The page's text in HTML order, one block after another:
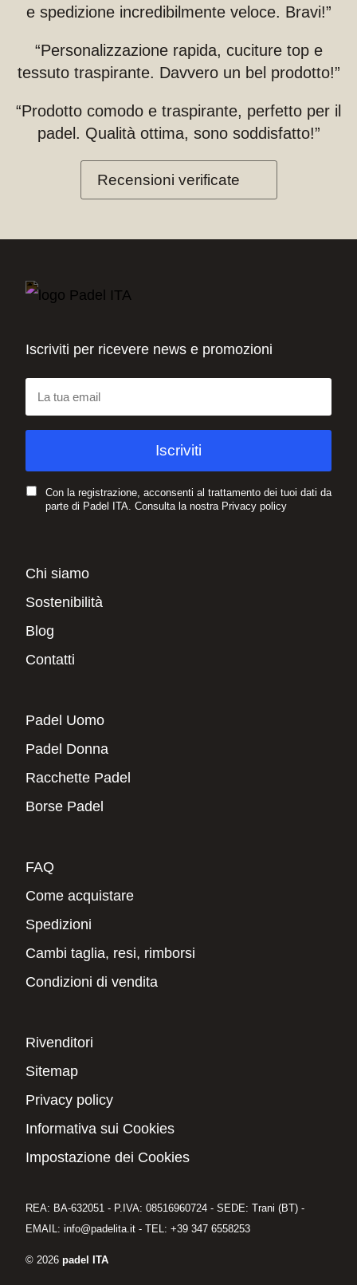
e spedizione incredibilmente veloce. Bravi!”
“Personalizzazione rapida, cuciture top e
tessuto traspirante. Davvero un bel prodotto!”
“Prodotto comodo e traspirante, perfetto per il
padel. Qualità ottima, sono soddisfatto!”
Recensioni verificate
Iscriviti per ricevere news e promozioni
Con la registrazione, acconsenti al trattamento dei tuoi dati da
parte di Padel ITA. Consulta la nostra Privacy policy
Chi siamo
Sostenibilità
Blog
Contatti
Padel Uomo
Padel Donna
Racchette Padel
Borse Padel
FAQ
Come acquistare
Spedizioni
Cambi taglia, resi, rimborsi
Condizioni di vendita
Rivenditori
Sitemap
Privacy policy
Informativa sui Cookies
Impostazione dei Cookies
REA: BA-632051 - P.IVA: 08516960724 - SEDE: Trani (BT) -
EMAIL: info@padelita.it - TEL: +39 347 6558253
© 2026 padel ITA